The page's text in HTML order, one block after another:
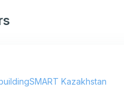
Kazakhstan